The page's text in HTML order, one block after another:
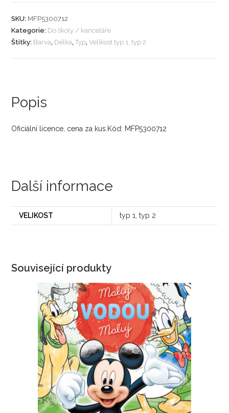
SKU: MFP5300712
Kategorie: Do školy / kanceláře
Štítky: Barva, Délka,Typ,Velikost typ 1, typ 2
Popis
Oficiální licence, cena za kus.Kód: MFP5300712
Další informace
VELIKOST typ 1, typ 2
Související produkty